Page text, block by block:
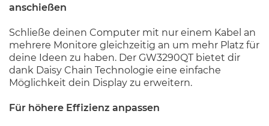
anschießen
Schließe deinen Computer mit nur einem Kabel an
mehrere Monitore gleichzeitig an um mehr Platz für
deine Ideen zu haben. Der GW3290QT bietet dir
dank Daisy Chain Technologie eine einfache
Möglichkeit dein Display zu erweitern.
Für höhere Effizienz anpassen